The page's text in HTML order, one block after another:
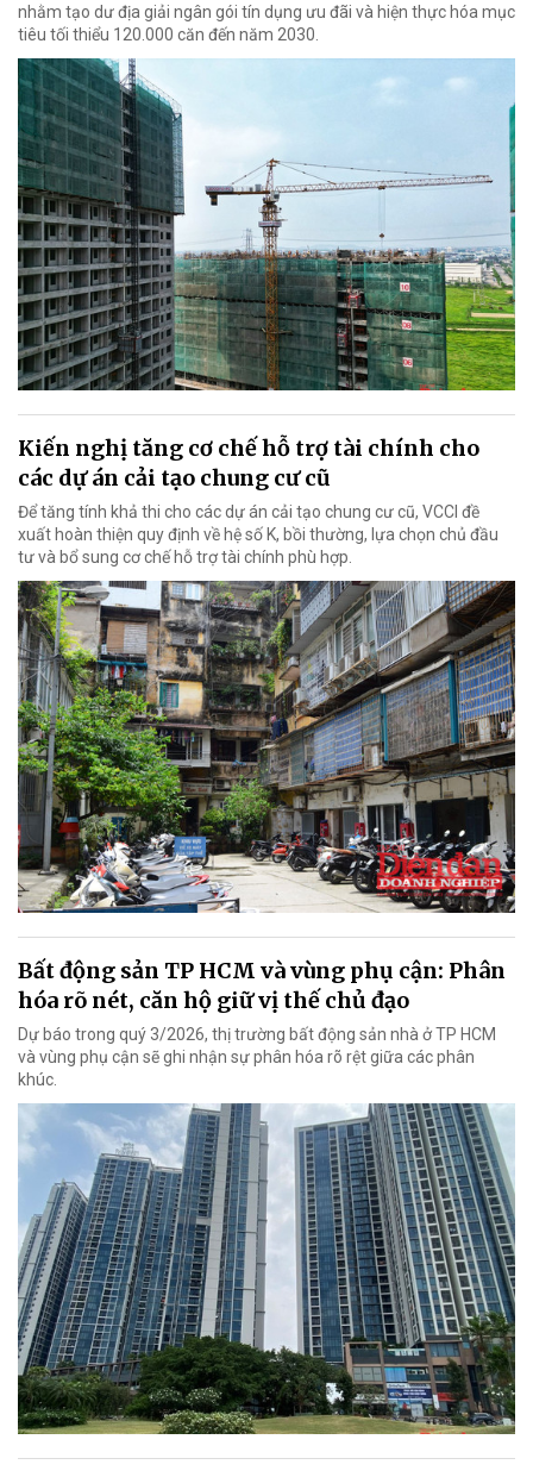
nhằm tạo dư địa giải ngân gói tín dụng ưu đãi và hiện thực hóa mục
tiêu tối thiểu 120.000 căn đến năm 2030.
Kiến nghị tăng cơ chế hỗ trợ tài chính cho
các dự án cải tạo chung cư cũ
Để tăng tính khả thi cho các dự án cải tạo chung cư cũ, VCCI đề
xuất hoàn thiện quy định về hệ số K, bồi thường, lựa chọn chủ đầu
tư và bổ sung cơ chế hỗ trợ tài chính phù hợp.
Bất động sản TP HCM và vùng phụ cận: Phân
hóa rõ nét, căn hộ giữ vị thế chủ đạo
Dự báo trong quý 3/2026, thị trường bất động sản nhà ở TP HCM
và vùng phụ cận sẽ ghi nhận sự phân hóa rõ rệt giữa các phân
khúc.